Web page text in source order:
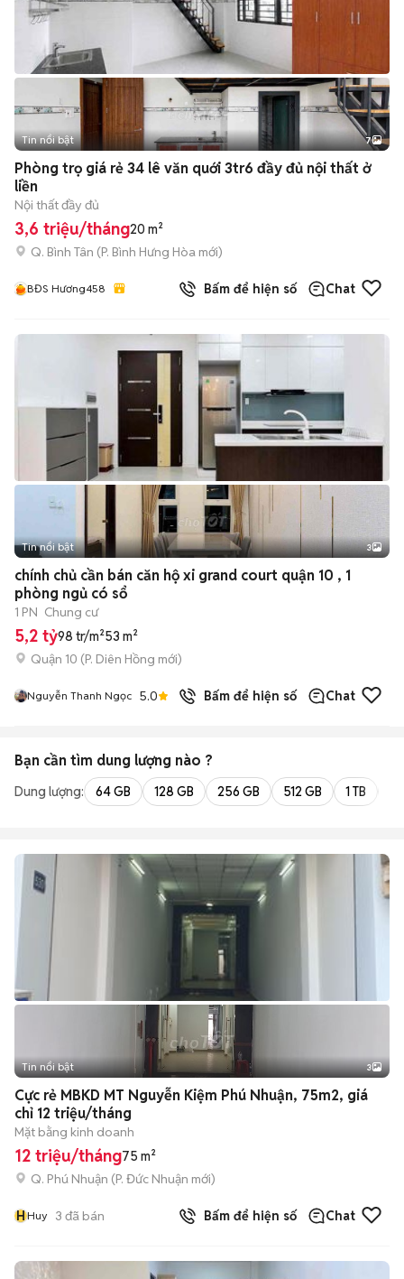
+2
Tin nổi bật 7
Phòng trọ giá rẻ 34 lê văn quới 3tr6 đầy đủ nội thất ở
liền
Nội thất đầy đủ
3,6 triệu/tháng20 m²
Q. Bình Tân (P. Bình Hưng Hòa mới)
BĐS Hương458 Bấm để hiện số Chat
Tin nổi bật 3
chính chủ cần bán căn hộ xi grand court quận 10 , 1
phòng ngủ có sổ
1 PN Chung cư
5,2 tỷ98 tr/m²53 m²
Quận 10 (P. Diên Hồng mới)
Nguyễn Thanh Ngọc 5.0 Bấm để hiện số Chat
Bạn cần tìm dung lượng nào ?
Dung lượng: 64 GB 128 GB 256 GB 512 GB 1 TB
Tin nổi bật 3
Cực rẻ MBKD MT Nguyễn Kiệm Phú Nhuận, 75m2, giá
chỉ 12 triệu/tháng
Mặt bằng kinh doanh
12 triệu/tháng75 m²
Q. Phú Nhuận (P. Đức Nhuận mới)
HHuy 3 đã bán Bấm để hiện số Chat